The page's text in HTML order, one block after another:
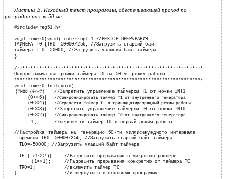
Листинг 3. Исходный текст программы, обеспечивающей проход по
циклу один раз за 50 мс.
#include<reg51.h>
void Timer0(void) interrupt 1 //ВЕКТОР ПРЕРЫВАНИЯ
ТАЙМЕРА T0 {TH0=-50000/256; //Загрузить старший байт
таймера TL0=-50000; //Загрузить младший байт таймера
}
/********************************************************************
Подпрограмма настройки таймера T0 на 50 мс режим работы
********************************************************************/
void Timer0_Init(void)
{TMOD=(0<<7)|
//Запретить управление таймером T1 от ножки INT1
(0<<6)|
//Синхронизировать таймер T1 от внутреннего генератора
(0<<4)| //Перевести таймер T1 в тринадцатиразрядный режим работы
(0<<3)|
//Запретить управление таймером T0 от ножки INT0
(0<<2)|
//Синхронизировать таймер T0 от внутреннего генератора
1; //перевести таймер T0 в первый режим работы
//Настройка таймера на генерацию 50-ти миллисекундного интервала
времени TH0=-50000/256; //Загрузить старший байт таймера
TL0=-50000; //Загрузить младший байт таймера
IE |=(1<<7)|
//Разрешить прерывания в микроконтроллере
(1<<1);
//Разрешить прерывания конкретно от таймера T0
TR0=1;
//включить таймер T0
} //и вернуться в основную программу